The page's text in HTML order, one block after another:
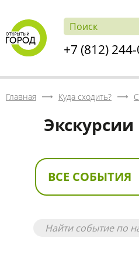
+7 (812)
Главная Куда сходить?
Экскурсии
ВСЕ СОБЫТИЯ